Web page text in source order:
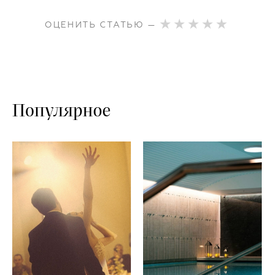
ОЦЕНИТЬ СТАТЬЮ —
Популярное